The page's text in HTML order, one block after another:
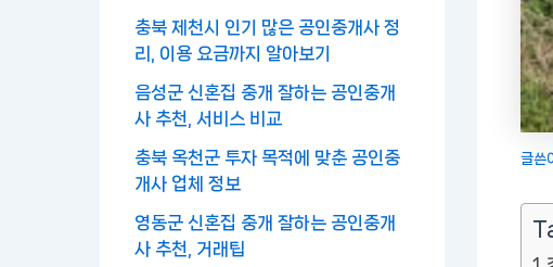
충북 제천시 인기 많은 공인중개사 정
리, 이용 요금까지 알아보기
음성군 신혼집 중개 잘하는 공인중개
사 추천, 서비스 비교
충북 옥천군 투자 목적에 맞춘 공인중
개사 업체 정보
영동군 신혼집 중개 잘하는 공인중개
사 추천, 거래팁
글쓴